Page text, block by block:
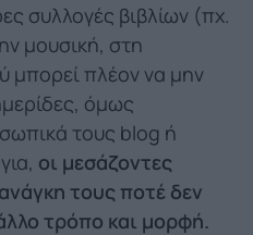
συλλογές βιβλίων (πχ.
μουσική, στη
μπορεί πλέον να μην
όμως
τους blog ή
οι μεσάζοντες
τους ποτέ δεν
τρόπο και μορφή.